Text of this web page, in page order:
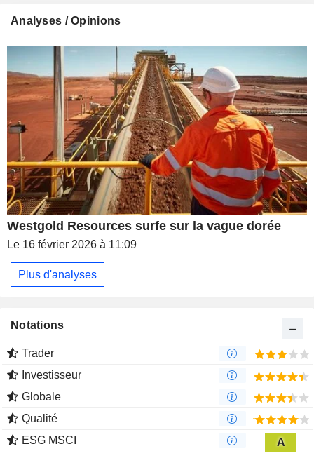
Analyses / Opinions
Westgold Resources surfe sur la vague dorée
Le 16 février 2026 à 11:09
Plus d'analyses
Notations
Trader
Investisseur
Globale
Qualité
ESG MSCI
A